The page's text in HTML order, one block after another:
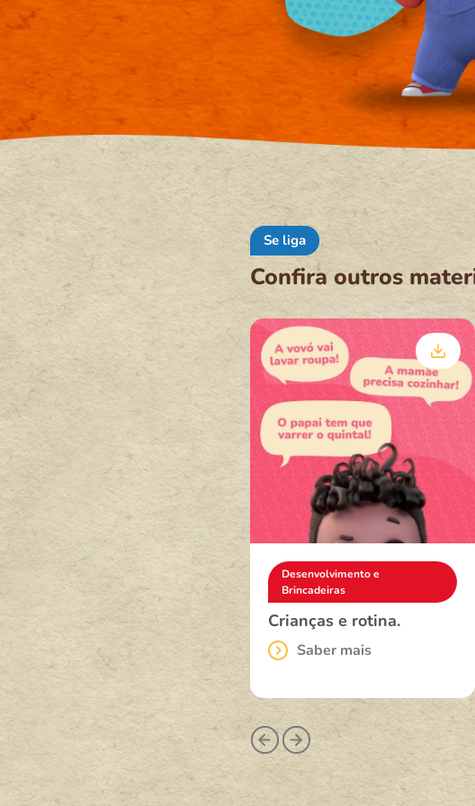
Se liga
Confira outros
Desenvolvimento e
Brincadeiras
Histórias ficam pra
sempre!
Saber mais
Desenvolvimento e
Brincadeiras
Crianças e rotina.
Saber mais